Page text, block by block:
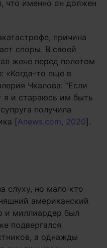
что именно он должен
причина
споры. В своей
жене перед полетом
«Когда-то еще в
Чкалова: “Если
я и стараюсь им быть
получила
[Anews.com, 2020].
слуху, но мало кто
американский
и миллиардер был
подвергался
а однажды